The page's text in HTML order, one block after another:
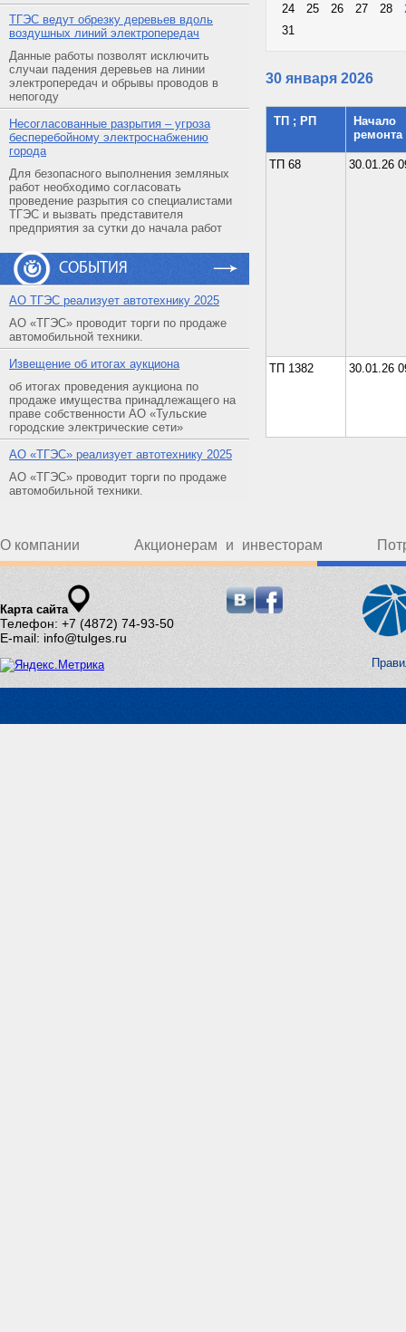
ТГЭС ведут обрезку деревьев вдоль
воздушных линий электропередач
Данные работы позволят исключить
случаи падения деревьев на линии
электропередач и обрывы проводов в
непогоду
Несогласованные разрытия – угроза
бесперебойному электроснабжению
города
Для безопасного выполнения земляных
работ необходимо согласовать
проведение разрытия со специалистами
ТГЭС и вызвать представителя
предприятия за сутки до начала работ
СОБЫТИЯ
АO ТГЭС реализует автотехнику 2025
АО «ТГЭС» проводит торги по продаже
автомобильной техники.
Извещение об итогах аукциона
об итогах проведения аукциона по
продаже имущества принадлежащего на
праве собственности АО «Тульские
городские электрические сети»
АO «ТГЭС» реализует автотехнику 2025
АО «ТГЭС» проводит торги по продаже
автомобильной техники.
24
25 26 27 28
31
30 января 2026
ТП ; РП
Начало
ремонта
ТП 68 30.01.26
ТП 1382 30.01.26
О компании Акционерам и инвесторам
Карта сайта
Телефон: +7 (4872) 74-93-50
E-mail: info@tulges.ru